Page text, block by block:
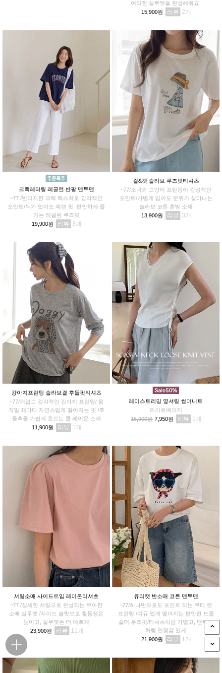
여리한 실루엣을 완성해줘요.
15,900원
리뷰 2
크랙레터링 레글런 반팔 맨투맨
~77 /빈티지한 크랙 텍스처로 감각적인
포인트/누가 입어도 예쁜 핏, 편안하게 즐
기는 레글런 루즈핏
19,900원
리뷰 8
걸&캣 슬라브 루즈핏티셔츠
~77/소녀와 고양이 프린팅이 감성적인
포인트/가볍게 입어도 분위기 살아나는
슬라브 코튼 혼방 소재
13,900원
리뷰 3
강아지프린팅 슬라브결 후들핏티셔츠
~77/귀엽고 감각적인 강아지 프린팅/ 움
직일 때마다 자연스럽게 떨어지는 핏 /후
들후들 가볍게 흐르는 쿨 레이온 소재
11,900원
리뷰 1
레이스트리밍 옆셔링 썸머니트
라이트베이지
15,900원 7,950원 리뷰 1
셔링소매 사이드트임 레이온티셔츠
~77 /섬세한 셔링으로 완성되는 우아한
소매 실루엣 /사이드 슬릿으로 활동성은
높이고, 실루엣은 더 예쁘게
23,900원
리뷰 11
큐티캣 반소매 코튼 맨투맨
~77/하나만으로도 포인트 되는 큐티 캣
프린팅 /여유 있게 떨어지는 편안한 드롭
숄더 루즈핏/티셔츠처럼 가볍고, 맨투맨
처럼 안정감 있게
21,900원
리뷰 1